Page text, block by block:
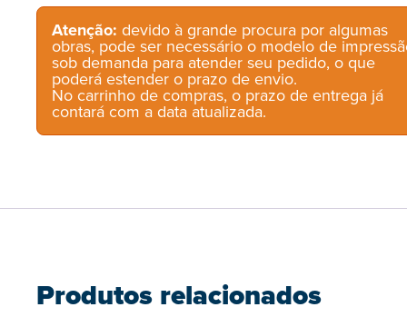
Atenção: devido à grande procura por algumas
obras, pode ser necessário o modelo de
sob demanda para atender seu pedido, o que
poderá estender o prazo de envio.
No carrinho de compras, o prazo de entrega já
contará com a data atualizada.
Produtos relacionados